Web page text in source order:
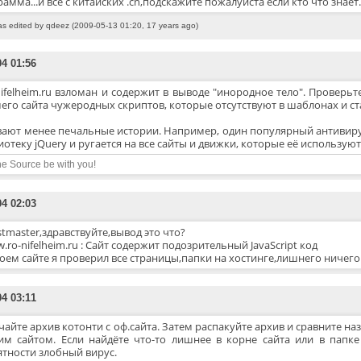
edited by qdeez (2009-05-13 01:20, 17 years ago)
01:56
взломан и содержит в выводе "инородное тело".
сайта чужеродных скриптов, которые отсутствуют в шаблонах и
менее печальные истории. Например, один популярный
jQuery и ругается на все сайты и движки, которые её
Source be with you!
02:03
это что?
nifelheim.ru : Сайт содержит подозрительный JavaScript код
сайте я проверил все страницы,папки на хостинге,лишнего
03:11
архив котонти с оф.сайта. Затем распакуйте архив и сравните
сайтом. Если найдёте что-то лишнее в корне сайта или в
злобный вирус.